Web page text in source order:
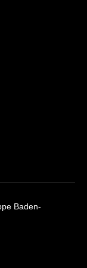
Baden-